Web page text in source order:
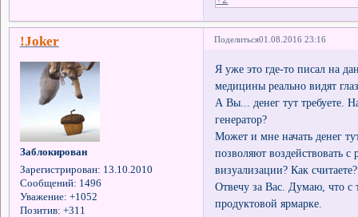
Поделиться01.08.2016 23:16
!Joker
Заблокирован
Зарегистрирован: 13.10.2010
Сообщений: 1496
Уважение: +1052
Позитив: +311
Я уже это где-то писал на
медицины реально видят
А Вы... денег тут требуете.
генератор?
Может и мне начать денег
позволяют воздействовать
визуализации? Как считаете?
Отвечу за Вас. Думаю, что с
продуктовой ярмарке.